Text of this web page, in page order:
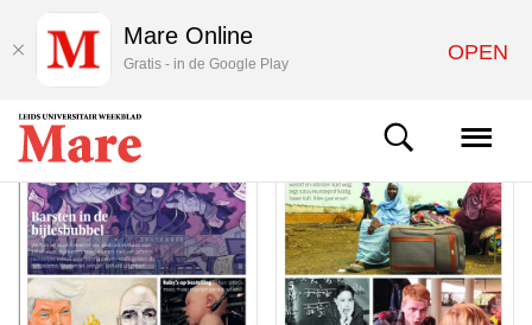
31
Mare Online
Gratis - in de Google Play OPEN